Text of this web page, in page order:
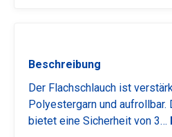
Beschreibung
Der Flachschlauch ist
Polyestergarn und aufrollbar.
bietet eine Sicherheit von 3…